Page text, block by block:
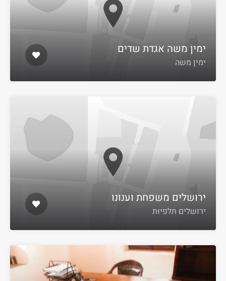
ימין משה אגדת שדים
ימין משה
ירושלים משפחת וענונו
ירושלים תלפיות